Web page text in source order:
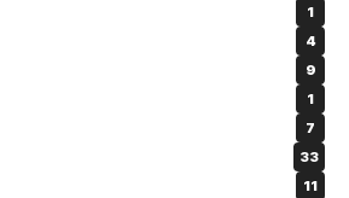
1
4
9
1
7
33
11